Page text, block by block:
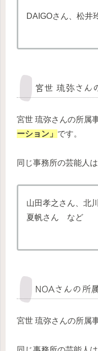
DAIGOさん、松
宮世 琉弥さん
宮世 琉弥さんの所属
ーション」 です。
同じ事務所の芸能人
山田孝之さん、北
夏帆さん など
NOAさんの所
宮世 琉弥さんの所属